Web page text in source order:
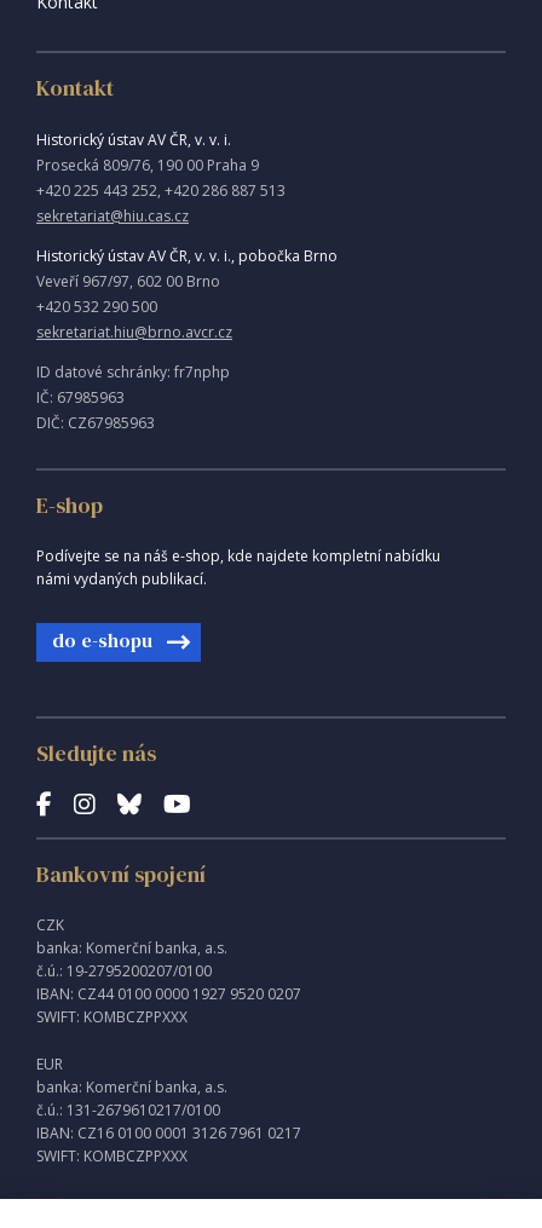
Kontakt
Historický ústav AV ČR, v. v. i.
Prosecká 809/76, 190 00 Praha 9
+420 225 443 252, +420 286 887 513
sekretariat@hiu.cas.cz
Historický ústav AV ČR, v. v. i., pobočka Brno
Veveří 967/97, 602 00 Brno
+420 532 290 500
sekretariat.hiu@brno.avcr.cz
ID datové schránky: fr7nphp
IČ: 67985963
DIČ: CZ67985963
E-shop
Podívejte se na náš e-shop, kde najdete kompletní nabídku
námi vydaných publikací.
do e-shopu
Sledujte nás
Bankovní spojení
CZK
banka: Komerční banka, a.s.
č.ú.: 19-2795200207/0100
IBAN: CZ44 0100 0000 1927 9520 0207
SWIFT: KOMBCZPPXXX
EUR
banka: Komerční banka, a.s.
č.ú.: 131-2679610217/0100
IBAN: CZ16 0100 0001 3126 7961 0217
SWIFT: KOMBCZPPXXX